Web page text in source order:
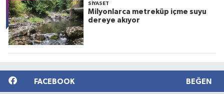
SIYASET
Milyonlarca metreküp içme suyu
dereye akıyor
FACEBOOK BEĞEN